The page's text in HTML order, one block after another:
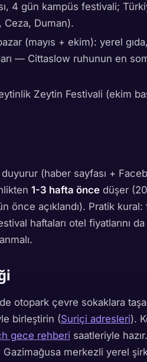
4 gün kampüs festivali;
Ceza, Duman).
(mayıs + ekim): yerel
— Cittaslow ruhunun en
Zeytin Festivali (ekim
(haber sayfası +
1-3 hafta öncedüşer
önce açıklandı). Pratik kural:
haftaları otel fiyatlarını
otopark çevre sokaklara
birleştirin (Suriçi adresleri).
gece rehberi saatleriyle
Gazimağusa merkezli yerel